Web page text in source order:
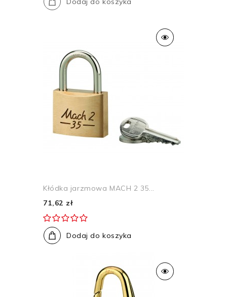
Kłódka jarzmowa MACH 2 35...
71,62 zł
Dodaj do koszyka